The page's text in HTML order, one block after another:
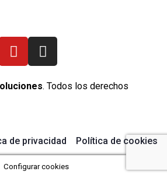
. Todos los derechos
de privacidad Política de cookies
Configurar cookies